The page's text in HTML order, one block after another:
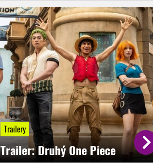
Trailery
Trailer: Druhý One Piece